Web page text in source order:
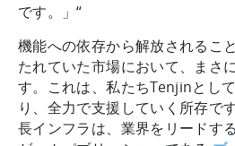
です。」“
機能への依存から解放されるこ
たれていた市場において、まさ
す。これは、私たちTenjinとし
り、全力で支援していく所存で
長インフラは、業界をリードす